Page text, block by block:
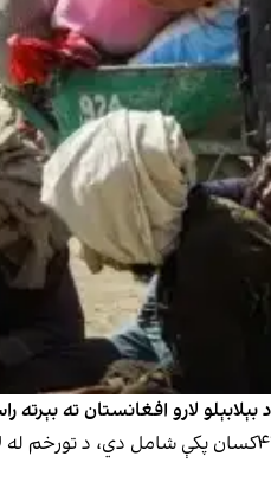
د طالبانو د ویاند مرستیال حمدالله فطرت په خپره کړې خبرپاڼه کې ویلي چې له دغو کورنیو څخه ۷۷۲کورنۍ،